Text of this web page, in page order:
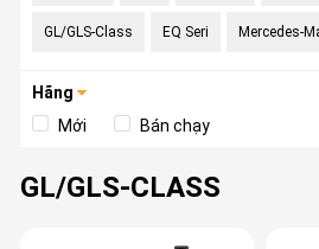
GL/GLS-Class EQ Seri Mercedes-
Hãng
Mới
Bán chạy
GL/GLS-CLASS